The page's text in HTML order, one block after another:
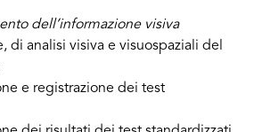
dell’informazione visiva
di analisi visiva e visuospaziali del
e registrazione dei test